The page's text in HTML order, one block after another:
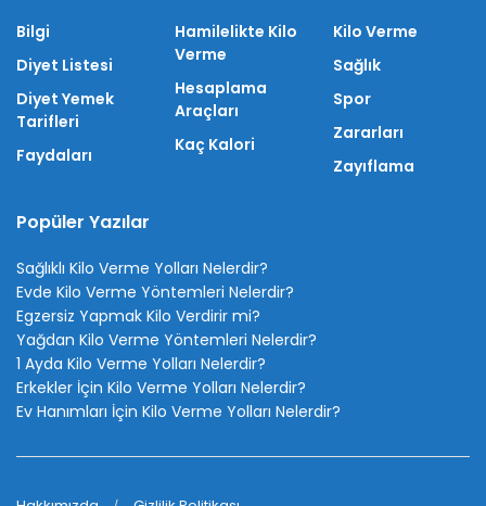
Bilgi
Diyet Listesi
Diyet Yemek
Tarifleri
Faydaları
Hamilelikte Kilo
Verme
Hesaplama
Araçları
Kaç Kalori
Kilo Verme
Sağlık
Spor
Zararları
Zayıflama
Popüler Yazılar
Sağlıklı Kilo Verme Yolları Nelerdir?
Evde Kilo Verme Yöntemleri Nelerdir?
Egzersiz Yapmak Kilo Verdirir mi?
Yağdan Kilo Verme Yöntemleri Nelerdir?
1 Ayda Kilo Verme Yolları Nelerdir?
Erkekler İçin Kilo Verme Yolları Nelerdir?
Ev Hanımları İçin Kilo Verme Yolları Nelerdir?